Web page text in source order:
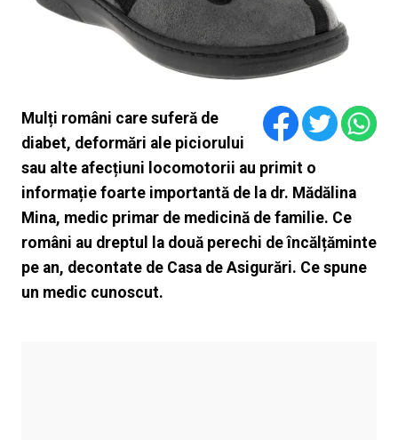
Mulți români care suferă de
diabet, deformări ale piciorului
sau alte afecțiuni locomotorii au primit o
informație foarte importantă de la dr. Mădălina
Mina, medic primar de medicină de familie. Ce
români au dreptul la două perechi de încălțăminte
pe an, decontate de Casa de Asigurări. Ce spune
un medic cunoscut.